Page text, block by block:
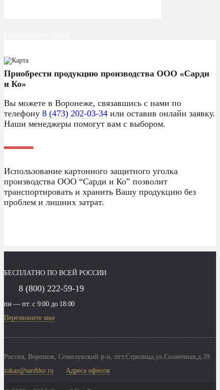
Приобрести продукцию производства ООО «Сарди
и Ко»
Вы можете в Воронеже, связавшись с нами по
телефону 8 (473) 202-03-34 или оставив онлайн заявку.
Наши менеджеры помогут вам с выбором.
Использование картонного защитного уголка
производства ООО “Сарди и Ко” позволит
транспортировать и хранить Вашу продукцию без
проблем и лишних затрат.
БЕСПЛАТНО ПО ВСЕЙ РОССИИ
8 (800) 222-59-19
пн — пт: с 9:00 до 18:00
Перезвоните мне
Россия, Воронеж Семилукский р-н, пгт.Стрелица,ул.Солнечная,д.39
zakaz@sardiko.ru
Адреса офисов